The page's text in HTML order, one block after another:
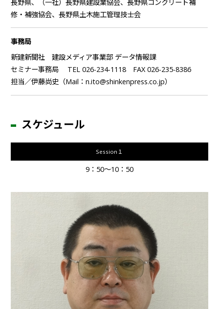
長野県、（一社）長野県建設業協会、長野県コンクリート補
修・補強協会、長野県土木施工管理技士会
事務局
新建新聞社 建設メディア事業部 データ情報課
セミナー事務局 TEL 026-234-1118 FAX 026-235-8386
担当／伊藤尚史（Mail：n.ito@shinkenpress.co.jp）
スケジュール
Session１
9：50～10：50